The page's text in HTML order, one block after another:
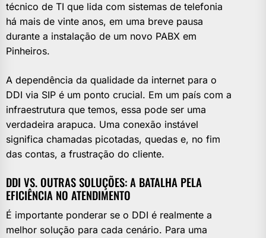
técnico de TI que lida com sistemas de telefonia
há mais de vinte anos, em uma breve pausa
durante a instalação de um novo PABX em
Pinheiros.
A dependência da qualidade da internet para o
DDI via SIP é um ponto crucial. Em um país com a
infraestrutura que temos, essa pode ser uma
verdadeira arapuca. Uma conexão instável
significa chamadas picotadas, quedas e, no fim
das contas, a frustração do cliente.
DDI VS. OUTRAS SOLUÇÕES: A BATALHA PELA
EFICIÊNCIA NO ATENDIMENTO
É importante ponderar se o DDI é realmente a
melhor solução para cada cenário. Para uma